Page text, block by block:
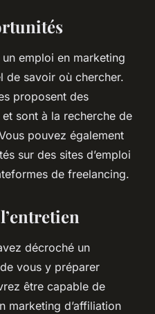
emploi en marketing
de savoir où chercher.
proposent des
et sont à la recherche de
pouvez également
sur des sites d’emploi
de freelancing.
décroché un
vous y préparer
être capable de
marketing d’affiliation